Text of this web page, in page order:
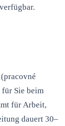
Sie beim
für Arbeit,
dauert 30–